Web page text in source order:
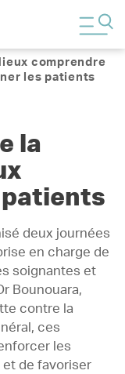
comprendre
les patients
la
patients
deux journées
en charge de
soignantes et
Bounouara,
contre la
ces
les
de favoriser